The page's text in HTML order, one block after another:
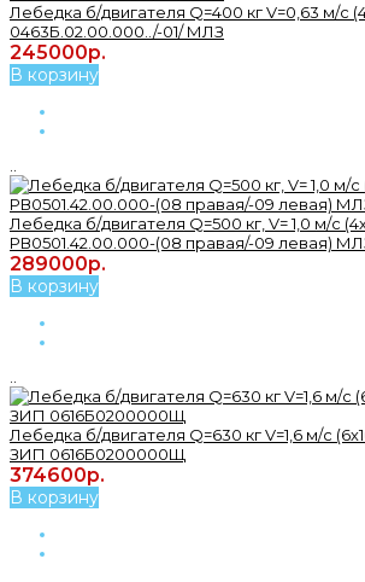
Лебедка б/двигателя Q=400 кг V=0,63 м/с
0463Б.02.00.000../-01/ МЛЗ
245000р.
В корзину
Лебедка б/двигателя Q=500 кг, V= 1,0 м/с
РВ0501.42.00.000-(08 правая/-09 левая)
289000р.
В корзину
Лебедка б/двигателя Q=630 кг V=1,6 м/с
ЗИП 0616Б0200000Щ
374600р.
В корзину